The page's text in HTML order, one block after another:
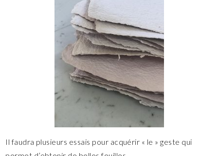
Il faudra plusieurs essais pour acquérir « le » geste qui